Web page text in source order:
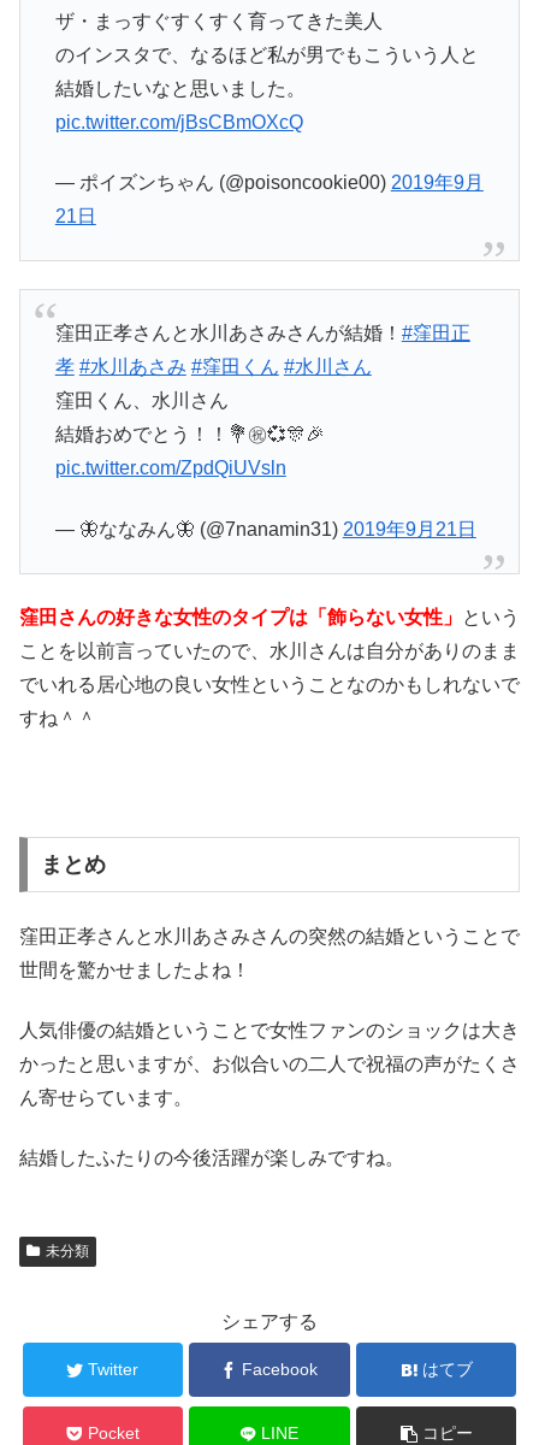
ザ・まっすぐすくすく育ってきた美人
のインスタで、なるほど私が男でもこういう人と
結婚したいなと思いました。
pic.twitter.com/jBsCBmOXcQ
— ポイズンちゃん (@poisoncookie00) 2019年9月
21日
窪田正孝さんと水川あさみさんが結婚！ #窪田正
孝 #水川あさみ #窪田くん #水川さん
窪田くん、水川さん
結婚おめでとう！！💐㊗️💞🎊🎉
pic.twitter.com/ZpdQiUVsln
— 🦋ななみん🦋 (@7nanamin31) 2019年9月21日
窪田さんの好きな女性のタイプは「飾らない女性」 という
ことを以前言っていたので、水川さんは自分がありのまま
でいれる居心地の良い女性ということなのかもしれないで
すね＾＾
まとめ
窪田正孝さんと水川あさみさんの突然の結婚ということで
世間を驚かせましたよね！
人気俳優の結婚ということで女性ファンのショックは大き
かったと思いますが、お似合いの二人で祝福の声がたくさ
ん寄せらています。
結婚したふたりの今後活躍が楽しみですね。
未分類
シェアする
Twitter Facebook はてブ
Pocket LINE コピー